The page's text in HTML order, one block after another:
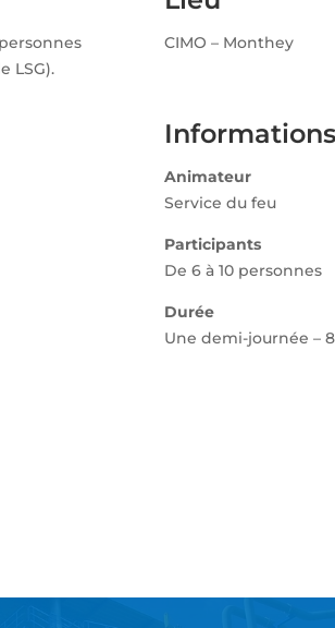
LSG).
CIMO – Monthey
Animateur
Service du feu
Participants
De 6 à 10 personnes
Durée
Une demi-journée –